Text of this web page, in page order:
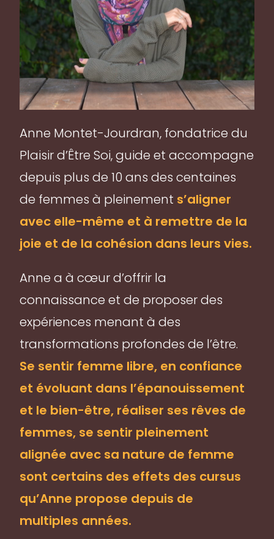
Anne Montet-Jourdran, fondatrice du
Plaisir d’Être Soi, guide et accompagne
depuis plus de 10 ans des centaines
de femmes à pleinement s’aligner
avec elle-même et à remettre de la
joie et de la cohésion dans leurs vies.
Anne a à cœur d’offrir la
connaissance et de proposer des
expériences menant à des
transformations profondes de l’être.
Se sentir femme libre, en confiance
et évoluant dans l’épanouissement
et le bien-être, réaliser ses rêves de
femmes, se sentir pleinement
alignée avec sa nature de femme
sont certains des effets des cursus
qu’Anne propose depuis de
multiples années.